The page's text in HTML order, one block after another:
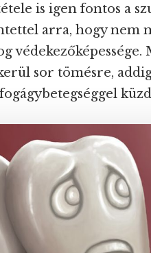
is igen fontos a
arra, hogy nem
sor tömésre,